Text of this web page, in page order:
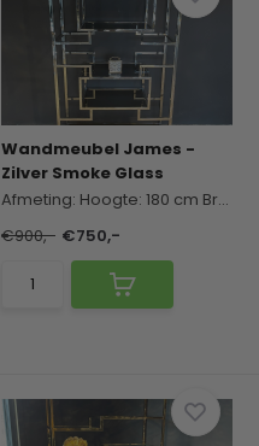
Wandmeubel James -
Zilver Smoke Glass
Afmeting: Hoogte: 180 cm Breedte: 100 cm
€900,- €750,-